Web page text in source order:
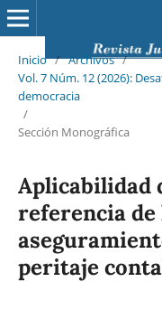
Inicio / Archivos /
Vol. 7 Núm. 12 (2026):
democracia
/
Sección Monográfica
Aplicabilidad
referencia de
peritaje